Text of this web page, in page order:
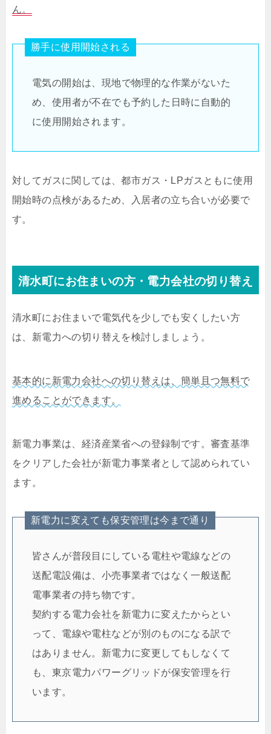
ん。
勝手に使用開始される
電気の開始は、現地で物理的な作業がないた
め、使用者が不在でも予約した日時に自動的
に使用開始されます。
対してガスに関しては、都市ガス・LPガスともに使用
開始時の点検があるため、入居者の立ち合いが必要で
す。
清水町にお住まいの方・電力会社の切り替え
清水町にお住まいで電気代を少しでも安くしたい方
は、新電力への切り替えを検討しましょう。
基本的に新電力会社への切り替えは、簡単且つ無料で
進めることができます。
新電力事業は、経済産業省への登録制です。審査基準
をクリアした会社が新電力事業者として認められてい
ます。
新電力に変えても保安管理は今まで通り
皆さんが普段目にしている電柱や電線などの
送配電設備は、小売事業者ではなく一般送配
電事業者の持ち物です。
契約する電力会社を新電力に変えたからとい
って、電線や電柱などが別のものになる訳で
はありません。新電力に変更してもしなくて
も、東京電力パワーグリッドが保安管理を行
います。